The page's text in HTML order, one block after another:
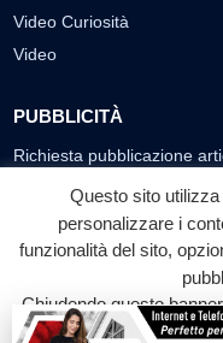
Video Curiosità
Video
PUBBLICITÀ
Richiesta pubblicazione
SEGUICI SUI SOCIAL
f
Questo sito
personalizzare i
funzionalità del sito,
Chiudendo questo
su qualunque suo